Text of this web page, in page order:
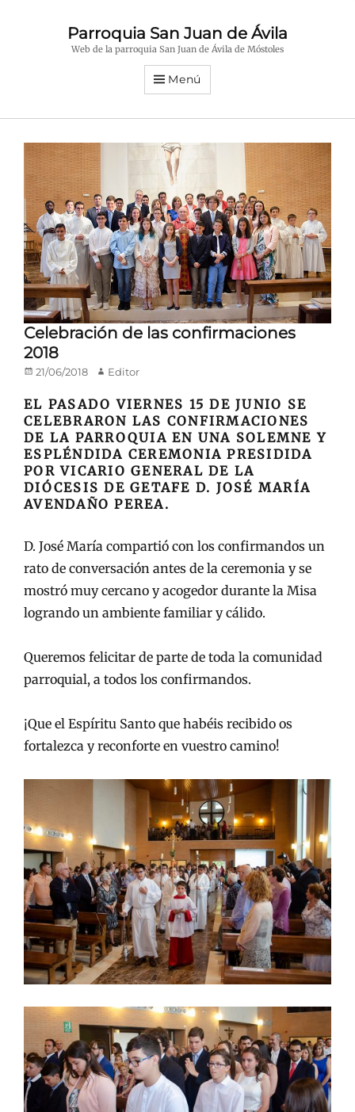
Parroquia San Juan de Ávila
Web de la parroquia San Juan de Ávila de Móstoles
Menú
Celebración de las confirmaciones
2018
Publicado
21/06/2018 Autor
Editor
EL PASADO VIERNES 15 DE JUNIO SE
CELEBRARON LAS CONFIRMACIONES
DE LA PARROQUIA EN UNA SOLEMNE Y
ESPLÉNDIDA CEREMONIA PRESIDIDA
POR VICARIO GENERAL DE LA
DIÓCESIS DE GETAFE D. JOSÉ MARÍA
AVENDAÑO PEREA.
D. José María compartió con los confirmandos un
rato de conversación antes de la ceremonia y se
mostró muy cercano y acogedor durante la Misa
logrando un ambiente familiar y cálido.
Queremos felicitar de parte de toda la comunidad
parroquial, a todos los confirmandos.
¡Que el Espíritu Santo que habéis recibido os
fortalezca y reconforte en vuestro camino!